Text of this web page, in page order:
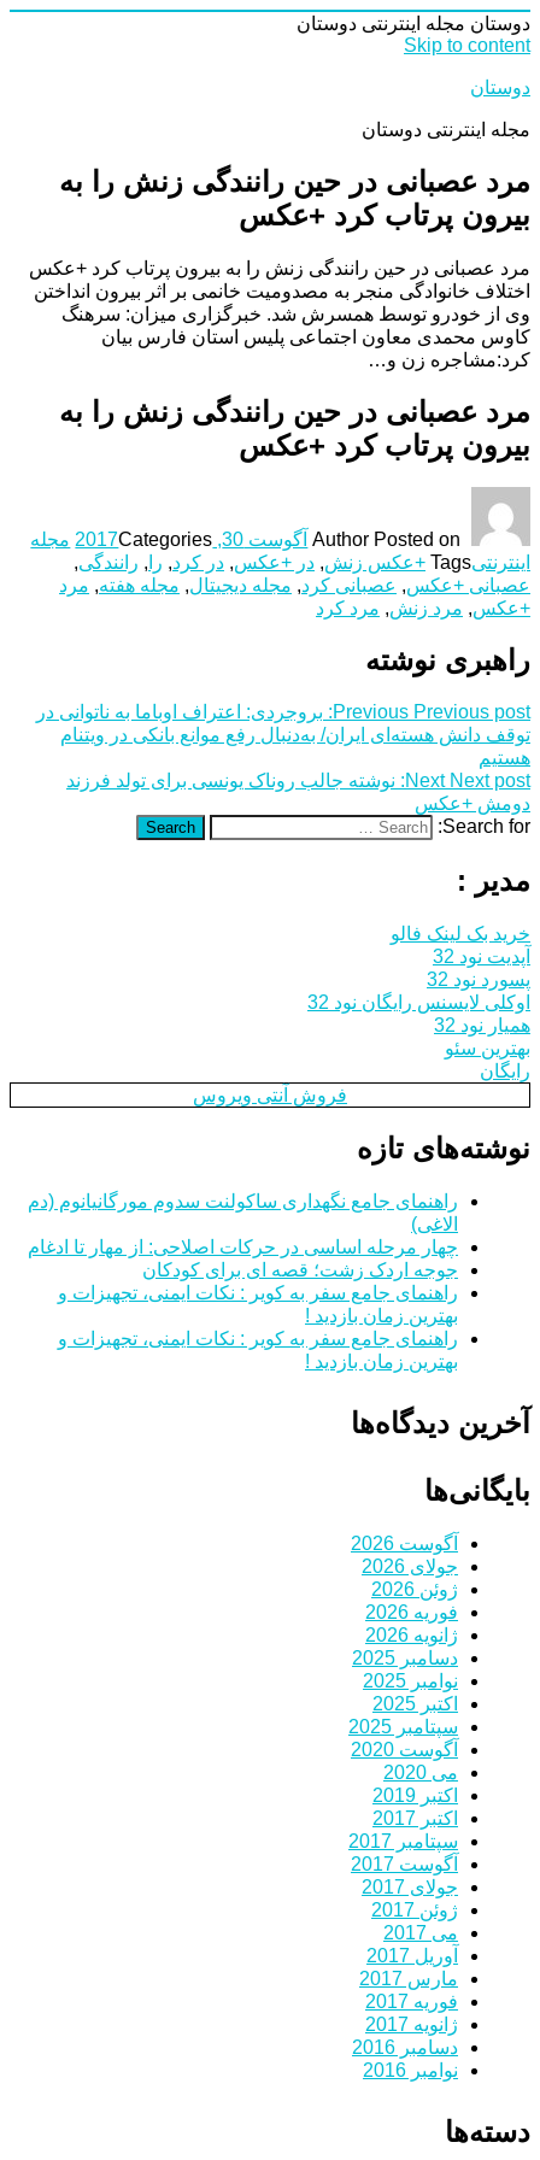
دوستان مجله اینترنتی دوستان
Skip to content
دوستان
مجله اینترنتی دوستان
مرد عصبانی در حین رانندگی زنش را به
بیرون پرتاب کرد +عکس
مرد عصبانی در حین رانندگی زنش را به بیرون پرتاب کرد +عکس
اختلاف خانوادگی منجر به مصدومیت خانمی بر اثر بیرون انداختن
وی از خودرو توسط همسرش شد. خبرگزاری میزان: سرهنگ
کاوس محمدی معاون اجتماعی پلیس استان فارس بیان
کرد:مشاجره زن و…
مرد عصبانی در حین رانندگی زنش را به
بیرون پرتاب کرد +عکس
Author Posted on آگوست 30, 2017 Categories
مجله
اینترنتیTags +عکس زنش, در +عکس, در کرد, را , رانندگی,
عصبانی +عکس, عصبانی کرد, مجله دیجیتال, مجله هفته, مرد
+عکس, مرد زنش, مرد کرد
راهبری نوشته
Previous Previous post:
بروجردی: اعتراف اوباما به ناتوانی در
توقف دانش هسته‌ای ایران/ به‌دنبال رفع موانع بانکی در ویتنام
هستیم
Next Next post:
نوشته جالب روناک یونسی برای تولد فرزند
دومش +عکس
Search for:
Search
مدیر :
خرید بک لینک فالو
آپدیت نود 32
پسورد نود 32
اوکلی لایسنس رایگان نود 32
همیار نود 32
بهترین سئو
رایگان
فروش آنتی ویروس
نوشته‌های تازه
راهنمای جامع نگهداری ساکولنت سدوم مورگانیانوم (دم
الاغی)
چهار مرحله اساسی در حرکات اصلاحی: از مهار تا ادغام
جوجه اردک زشت؛ قصه ای برای کودکان
راهنمای جامع سفر به کویر : نکات ایمنی، تجهیزات و
بهترین زمان بازدید !
راهنمای جامع سفر به کویر : نکات ایمنی، تجهیزات و
بهترین زمان بازدید !
آخرین دیدگاه‌ها
بایگانی‌ها
آگوست 2026
جولای 2026
ژوئن 2026
فوریه 2026
ژانویه 2026
دسامبر 2025
نوامبر 2025
اکتبر 2025
سپتامبر 2025
آگوست 2020
می 2020
اکتبر 2019
اکتبر 2017
سپتامبر 2017
آگوست 2017
جولای 2017
ژوئن 2017
می 2017
آوریل 2017
مارس 2017
فوریه 2017
ژانویه 2017
دسامبر 2016
نوامبر 2016
دسته‌ها